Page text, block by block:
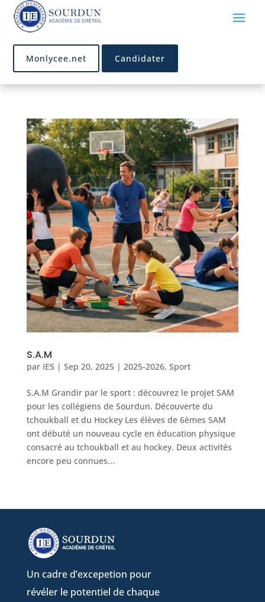
Candidater
Monlycee.net
S.A.M
par IES | Sep 20, 2025| 2025-2026, Sport
S.A.M Grandir par le sport : découvrez le projet SAM
pour les collégiens de Sourdun. Découverte du
tchoukball et du Hockey Les élèves de 6èmes SAM
ont débuté un nouveau cycle en éducation physique
consacré au tchoukball et au hockey. Deux activités
encore peu connues...
Un cadre d’excepetion pour
révéler le potentiel de chaque